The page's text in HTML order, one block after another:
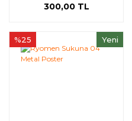
300,00 TL
Yeni
%25